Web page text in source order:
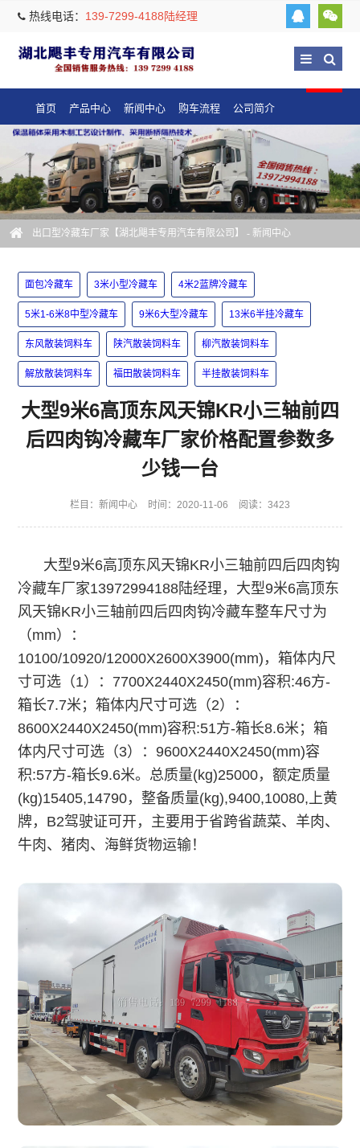
热线电话： 139-7299-4188陆经理
首页 产品中心 新闻中心 购车流程 公司简介
出口型冷藏车厂家【湖北飓丰专用汽车有限公司】 - 新闻中心
面包冷藏车 3米小型冷藏车 4米2蓝牌冷藏车
5米1-6米8中型冷藏车 9米6大型冷藏车 13米6半挂冷藏车
东风散装饲料车 陕汽散装饲料车 柳汽散装饲料车
解放散装饲料车 福田散装饲料车 半挂散装饲料车
大型9米6高顶东风天锦KR小三轴前四
后四肉钩冷藏车厂家价格配置参数多
少钱一台
栏目： 新闻中心 时间：2020-11-06 阅读：3423
大型9米6高顶东风天锦KR小三轴前四后四肉钩
冷藏车厂家13972994188陆经理，大型9米6高顶东
风天锦KR小三轴前四后四肉钩冷藏车整车尺寸为
（mm）：
10100/10920/12000X2600X3900(mm)，箱体内尺
寸可选（1）：7700X2440X2450(mm)容积:46方-
箱长7.7米；箱体内尺寸可选（2）：
8600X2440X2450(mm)容积:51方-箱长8.6米；箱
体内尺寸可选（3）：9600X2440X2450(mm)容
积:57方-箱长9.6米。总质量(kg)25000，额定质量
(kg)15405,14790，整备质量(kg),9400,10080,上黄
牌，B2驾驶证可开，主要用于省跨省蔬菜、羊肉、
牛肉、猪肉、海鲜货物运输！